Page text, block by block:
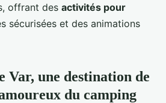
offrant des activités pour
sécurisées et des animations
Var, une destination de
du camping